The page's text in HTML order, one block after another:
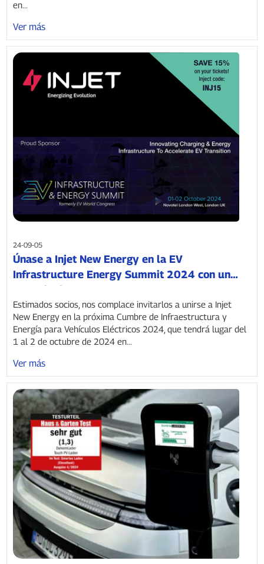
en...
Ver más
24-09-05
Únase a Injet New Energy en la EV
Infrastructure Energy Summit 2024 con un
15% de descuento
Estimados socios, nos complace invitarlos a unirse a Injet
New Energy en la próxima Cumbre de Infraestructura y
Energía para Vehículos Eléctricos 2024, que tendrá lugar del
1 al 2 de octubre de 2024 en...
Ver más